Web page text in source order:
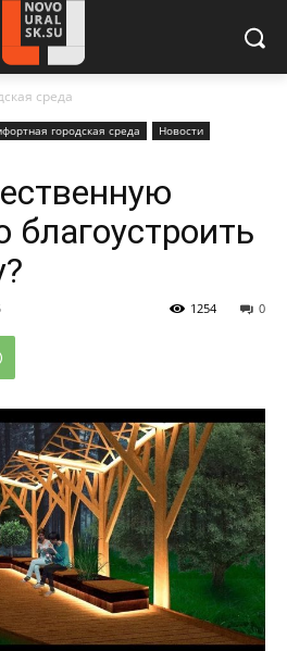
среда
городская среда
Новости
благоустроить
0
1254